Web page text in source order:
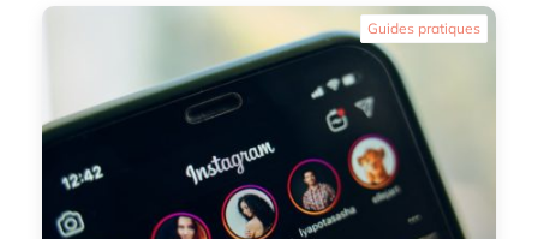
Guides pratiques